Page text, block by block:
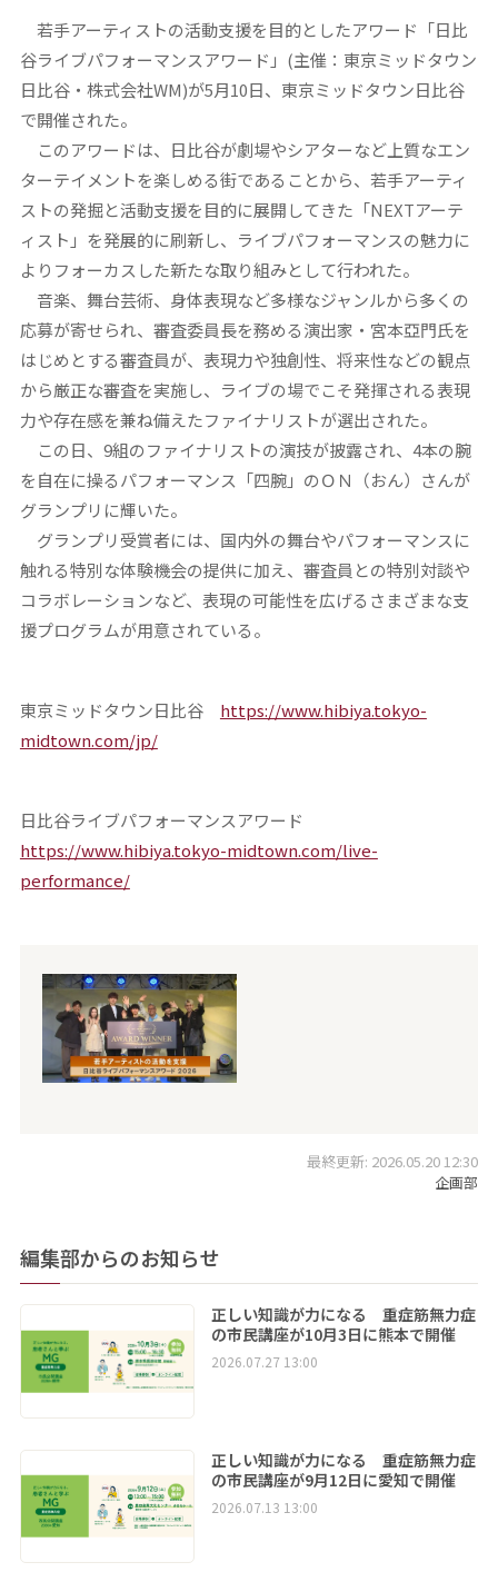
若手アーティストの活動支援を目的としたアワード「日比
谷ライブパフォーマンスアワード」(主催：東京ミッドタウン
日比谷・株式会社WM)が5月10日、東京ミッドタウン日比谷
で開催された。
このアワードは、日比谷が劇場やシアターなど上質なエン
ターテイメントを楽しめる街であることから、若手アーティ
ストの発掘と活動支援を目的に展開してきた「NEXTアーテ
ィスト」を発展的に刷新し、ライブパフォーマンスの魅力に
よりフォーカスした新たな取り組みとして行われた。
音楽、舞台芸術、身体表現など多様なジャンルから多くの
応募が寄せられ、審査委員長を務める演出家・宮本亞門氏を
はじめとする審査員が、表現力や独創性、将来性などの観点
から厳正な審査を実施し、ライブの場でこそ発揮される表現
力や存在感を兼ね備えたファイナリストが選出された。
この日、9組のファイナリストの演技が披露され、4本の腕
を自在に操るパフォーマンス「四腕」のＯＮ（おん）さんが
グランプリに輝いた。
グランプリ受賞者には、国内外の舞台やパフォーマンスに
触れる特別な体験機会の提供に加え、審査員との特別対談や
コラボレーションなど、表現の可能性を広げるさまざまな支
援プログラムが用意されている。
東京ミッドタウン日比谷 https://www.hibiya.tokyo-
midtown.com/jp/
日比谷ライブパフォーマンスアワード
https://www.hibiya.tokyo-midtown.com/live-
performance/
最終更新: 2026.05.20 12:30
企画部
編集部からのお知らせ
正しい知識が力になる 重症筋無力症
の市民講座が10月3日に熊本で開催
2026.07.27 13:00
正しい知識が力になる 重症筋無力症
の市民講座が9月12日に愛知で開催
2026.07.13 13:00